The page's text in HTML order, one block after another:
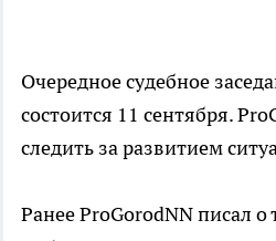
Очередное судебное
состоится 11 сентября.
следить за развитием
Ранее ProGorodNN писал о